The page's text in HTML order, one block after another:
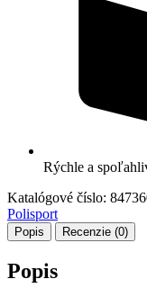
Rýchle a
Katalógové číslo:
Polisport
Popis Recenzie (0)
Popis